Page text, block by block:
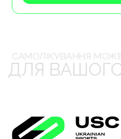
САМОЛІКУВАННЯ
ДЛЯ